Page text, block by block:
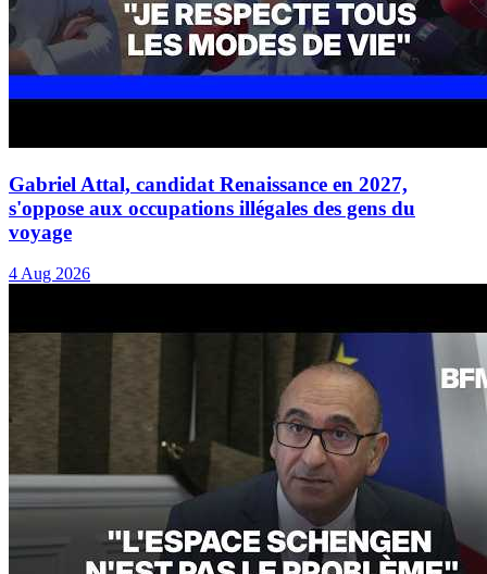
Gabriel Attal, candidat Renaissance en 2027,
s'oppose aux occupations illégales des gens du
voyage
4 Aug 2026